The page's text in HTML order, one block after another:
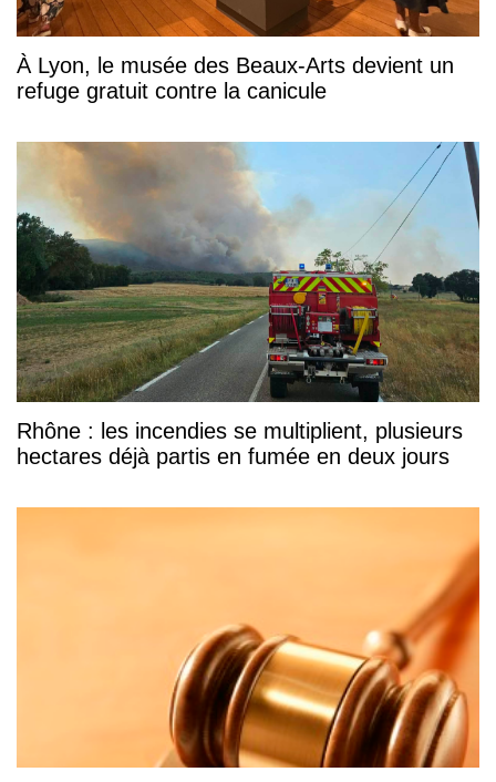
À Lyon, le musée des Beaux-Arts devient un
refuge gratuit contre la canicule
Rhône : les incendies se multiplient, plusieurs
hectares déjà partis en fumée en deux jours